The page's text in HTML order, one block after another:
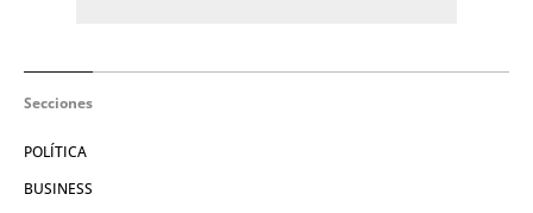
Secciones
POLÍTICA
BUSINESS